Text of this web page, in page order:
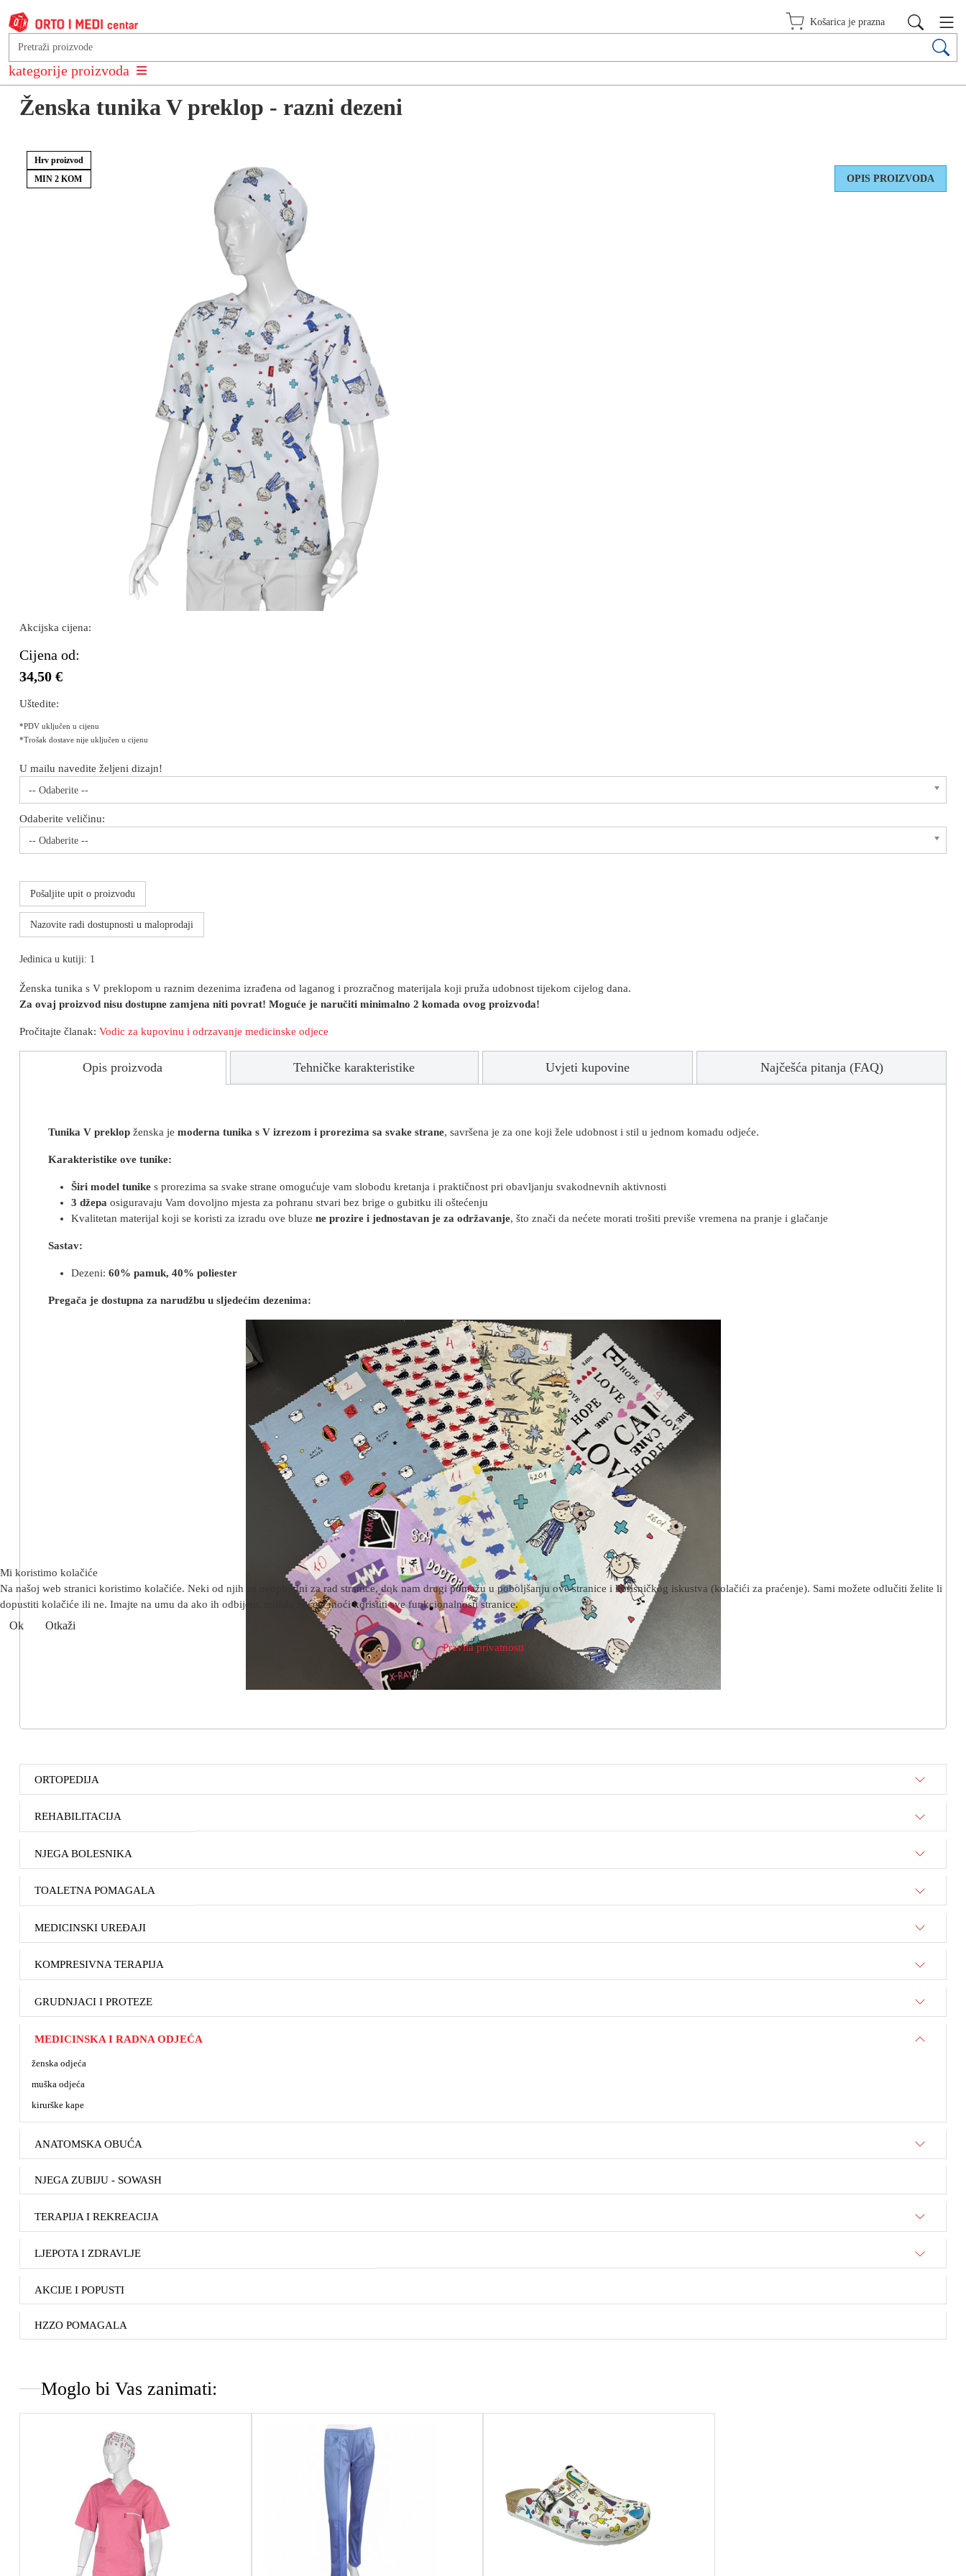
kategorije proizvoda
Košarica je prazna
ORTOPEDIJA
REHABILITACIJA
NJEGA BOLESNIKA
TOALETNA POMAGALA
MEDICINSKI UREĐAJI
KOMPRESIVNA TERAPIJA
GRUDNJACI I PROTEZE
MEDICINSKA I RADNA ODJEĆA
ženska odjeća
muška odjeća
kirurške kape
ANATOMSKA OBUĆA
NJEGA ZUBIJU - SOWASH
TERAPIJA I REKREACIJA
LJEPOTA I ZDRAVLJE
AKCIJE I POPUSTI
HZZO POMAGALA
Natrag na: Ženske bluze i tunike
Ženska tunika V preklop - razni dezeni
Hrv proizvod
MIN 2 KOM
OPIS PROIZVODA
Akcijska cijena:
Cijena od:
34,50 €
Uštedite:
*PDV uključen u cijenu
*Trošak dostave nije uključen u cijenu
U mailu navedite željeni dizajn!
-- Odaberite --
Odaberite veličinu:
-- Odaberite --
Pošaljite upit o proizvodu
Nazovite radi dostupnosti u maloprodaji
Jedinica u kutiji: 1
Ženska tunika s V preklopom u raznim dezenima izrađena od laganog i prozračnog materijala koji pruža udobnost tijekom cijelog dana.
Za ovaj proizvod nisu dostupne zamjena niti povrat! Moguće je naručiti minimalno 2 komada ovog proizvoda!
Pročitajte članak: Vodic za kupovinu i odrzavanje medicinske odjece
Opis proizvoda Tehničke karakteristike Uvjeti kupovine Najčešća pitanja (FAQ)
Tunika V preklopženska je moderna tunika s V izrezom i prorezima sa svake strane, savršena je za one koji žele udobnost i stil u jednom komadu odjeće.
Karakteristike ove tunike:
Širi modeltunikes prorezima sa svake strane omogućuje vam slobodu kretanja i praktičnost pri obavljanju svakodnevnih aktivnosti
3 džepa osiguravaju Vam dovoljno mjesta za pohranu stvari bez brige o gubitku ili oštećenju
Kvalitetan materijal koji se koristi za izradu ove bluze ne prozire i jednostavan je za održavanje, što znači da nećete morati trošiti previše vremena na pranje i glačanje
Sastav:
Dezeni: 60% pamuk, 40% poliester
Pregača je dostupna za narudžbu u sljedećim dezenima:
Moglo bi Vas zanimati:
Mi koristimo kolačiće
Na našoj web stranici koristimo kolačiće. Neki od njih su neophodni za rad stranice, dok nam drugi pomažu u poboljšanju ove stranice i korisničkog iskustva (kolačići za praćenje). Sami možete odlučiti želite li
dopustiti kolačiće ili ne. Imajte na umu da ako ih odbijete, možda nećete moći koristiti sve funkcionalnosti stranice.
Ok Otkaži
Pravila privatnosti